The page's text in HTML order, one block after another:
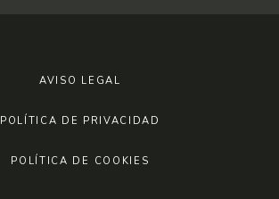
AVISO LEGAL
POLÍTICA DE PRIVACIDAD
POLÍTICA DE COOKIES